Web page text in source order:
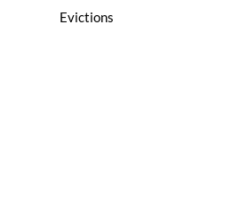
Evictions